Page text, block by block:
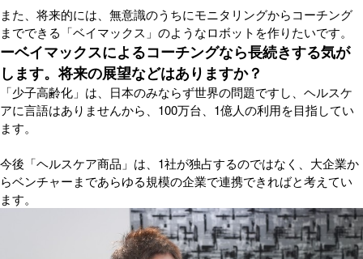
また、将来的には、無意識のうちにモニタリングからコーチング
までできる「ベイマックス」のようなロボットを作りたいです。
ーベイマックスによるコーチングなら長続きする気が
します。将来の展望などはありますか？
「少子高齢化」は、日本のみならず世界の問題ですし、ヘルスケ
アに言語はありませんから、100万台、1億人の利用を目指してい
ます。
今後「ヘルスケア商品」は、1社が独占するのではなく、大企業か
らベンチャーまであらゆる規模の企業で連携できればと考えてい
ます。